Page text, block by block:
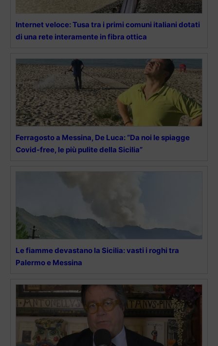
Internet veloce: Tusa tra i primi comuni italiani dotati
di una rete interamente in fibra ottica
Ferragosto a Messina, De Luca: “Da noi le spiagge
Covid-free, le più pulite della Sicilia”
Le fiamme devastano la Sicilia: vasti i roghi tra
Palermo e Messina